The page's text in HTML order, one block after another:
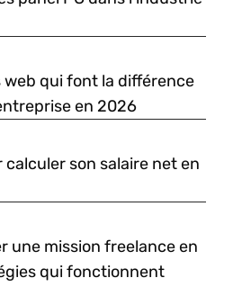
web qui font la différence
en 2026
calculer son salaire net en
une mission freelance en
qui fonctionnent